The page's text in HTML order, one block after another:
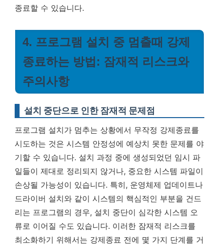
종료할 수 있습니다.
4. 프로그램 설치 중 멈출때 강제
종료하는 방법: 잠재적 리스크와
주의사항
설치 중단으로 인한 잠재적 문제점
프로그램 설치가 멈추는 상황에서 무작정 강제종료를
시도하는 것은 시스템 안정성에 예상치 못한 문제를 야
기할 수 있습니다. 설치 과정 중에 생성되었던 임시 파
일들이 제대로 정리되지 않거나, 중요한 시스템 파일이
손상될 가능성이 있습니다. 특히, 운영체제 업데이트나
드라이버 설치와 같이 시스템의 핵심적인 부분을 건드
리는 프로그램의 경우, 설치 중단이 심각한 시스템 오
류로 이어질 수도 있습니다. 이러한 잠재적 리스크를
최소화하기 위해서는 강제종료 전에 몇 가지 단계를 거